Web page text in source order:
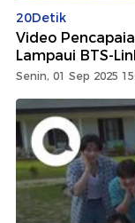
20Detik
Video
Lampaui BTS-
Senin, 01 Sep 2025